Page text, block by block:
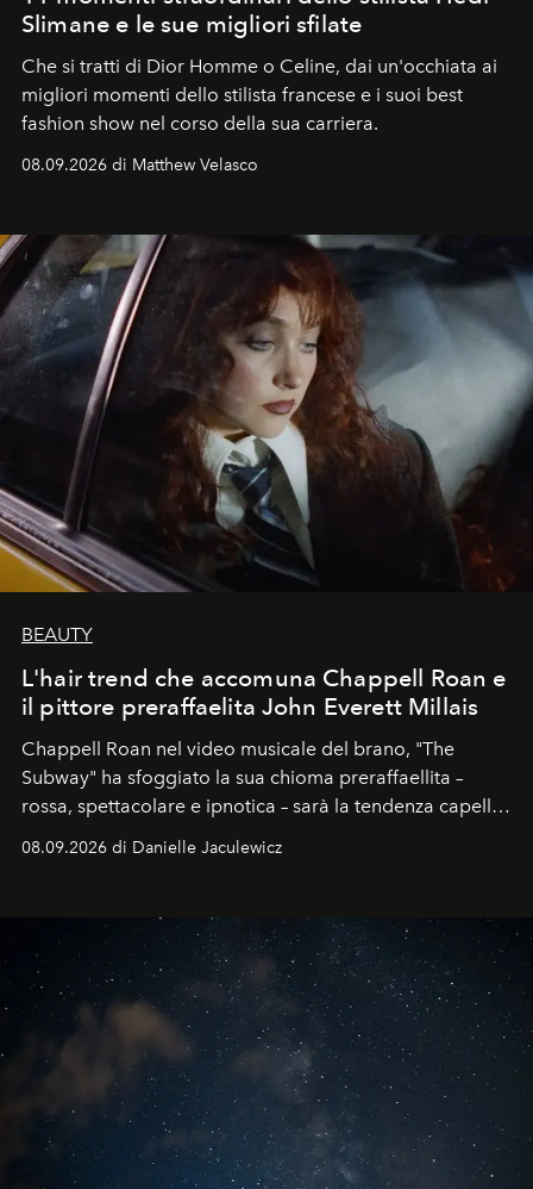
Slimane e le sue migliori sfilate
Che si tratti di Dior Homme o Celine, dai un'occhiata ai
migliori momenti dello stilista francese e i suoi best
fashion show nel corso della sua carriera.
08.09.2026 di Matthew Velasco
BEAUTY
L'hair trend che accomuna Chappell Roan e
il pittore preraffaelita John Everett Millais
Chappell Roan nel video musicale del brano, "The
Subway" ha sfoggiato la sua chioma preraffaellita –
rossa, spettacolare e ipnotica – sarà la tendenza capelli
08.09.2026 di Danielle Jaculewicz